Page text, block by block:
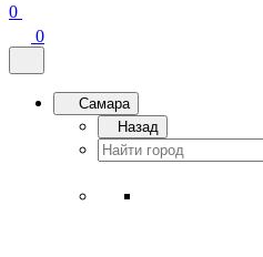
0
0
Самара
Назад